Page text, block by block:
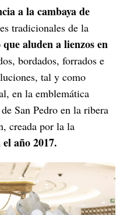
a la cambaya de
tradicionales de la
aluden a lienzos en
bordados, forrados e
tal y como
en la emblemática
San Pedro en la ribera
creada por la la
año 2017.